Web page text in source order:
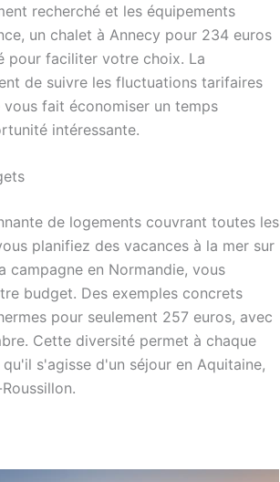
recherché et les équipements
un chalet à Annecy pour 234 euros
pour faciliter votre choix. La
de suivre les fluctuations tarifaires
fait économiser un temps
intéressante.
de logements couvrant toutes les
planifiez des vacances à la mer sur
campagne en Normandie, vous
budget. Des exemples concrets
pour seulement 257 euros, avec
Cette diversité permet à chaque
s'agisse d'un séjour en Aquitaine,